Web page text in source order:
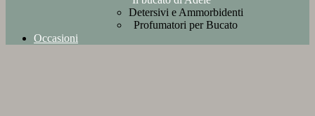
Detersivi e Ammorbidenti
Profumatori per Bucato
Occasioni